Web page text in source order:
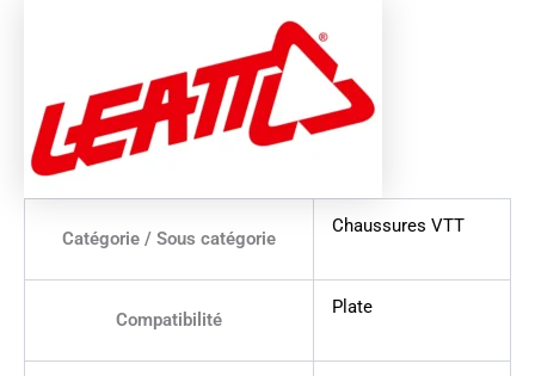
Catégorie / Sous catégorie
Chaussures VTT
Compatibilité
Plate